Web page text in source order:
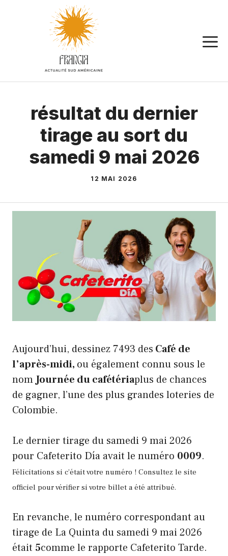
résultat du dernier
tirage au sort du
samedi 9 mai 2026
12 MAI 2026
Aujourd’hui, dessinez 7493 des Café de
l’après-midi, ou également connu sous le
nomJournée du cafétériaplus de chances
de gagner, l’une des plus grandes loteries de
Colombie.
Le dernier tirage du samedi 9 mai 2026
pour Cafeterito Día avait le numéro 0009.
Félicitations si c’était votre numéro ! Consultez le site
officiel pour vérifier si votre billet a été attribué.
En revanche, le numéro correspondant au
tirage de La Quinta du samedi 9 mai 2026
était 5comme le rapporte Cafeterito Tarde.